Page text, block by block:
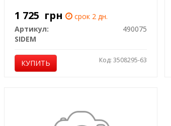
1 725 грн
срок 2 дн.
Артикул:
490075
SIDEM
КУПИТЬ Код: 3508295-63